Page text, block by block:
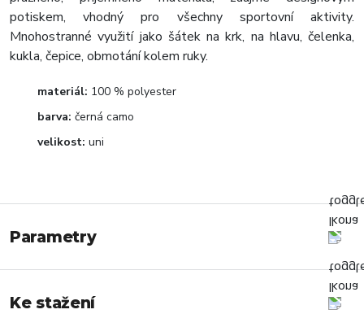
potiskem, vhodný pro všechny sportovní aktivity.
Mnohostranné využití jako šátek na krk, na hlavu, čelenka,
kukla, čepice, obmotání kolem ruky.
materiál: 100 % polyester
barva: černá camo
velikost: uni
Parametry
Ke stažení